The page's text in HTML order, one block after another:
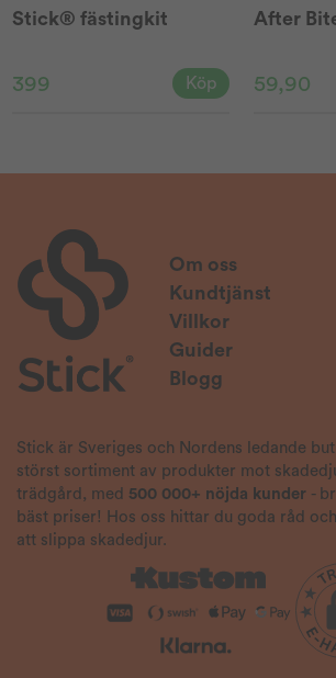
Stick® fästingkit
399 Köp
After
59,90
Om oss
Kundtjänst
Villkor
Guider
Blogg
Stick är Sveriges och Nordens ledande
störst sortiment av produkter mot
trädgård, med 500 000+ nöjda kunder -
bäst priser! Hos oss hittar du goda råd
att slippa skadedjur.